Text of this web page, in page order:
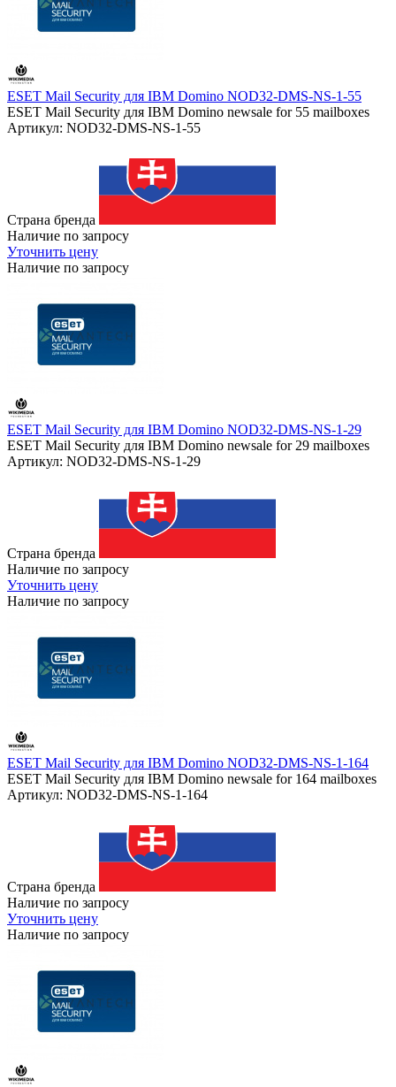
ESET Mail Security для IBM Domino NOD32-DMS-NS-1-55
ESET Mail Security для IBM Domino newsale for 55 mailboxes
Артикул: NOD32-DMS-NS-1-55
Страна бренда
Наличие по запросу
Уточнить цену
Наличие по запросу
ESET Mail Security для IBM Domino NOD32-DMS-NS-1-29
ESET Mail Security для IBM Domino newsale for 29 mailboxes
Артикул: NOD32-DMS-NS-1-29
Страна бренда
Наличие по запросу
Уточнить цену
Наличие по запросу
ESET Mail Security для IBM Domino NOD32-DMS-NS-1-164
ESET Mail Security для IBM Domino newsale for 164 mailboxes
Артикул: NOD32-DMS-NS-1-164
Страна бренда
Наличие по запросу
Уточнить цену
Наличие по запросу